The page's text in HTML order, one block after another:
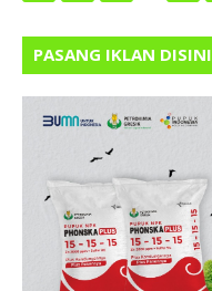
PASANG IKLAN DISINI